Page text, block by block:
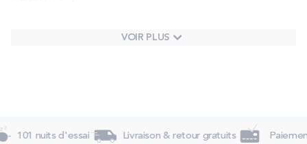
Sa particularité est qu’elle va pouvoir
Le matelas mémoire de forme 120x190 est donc doté de cette
VOIR PLUS
101 nuits d'essai Livraison & retour gratuits